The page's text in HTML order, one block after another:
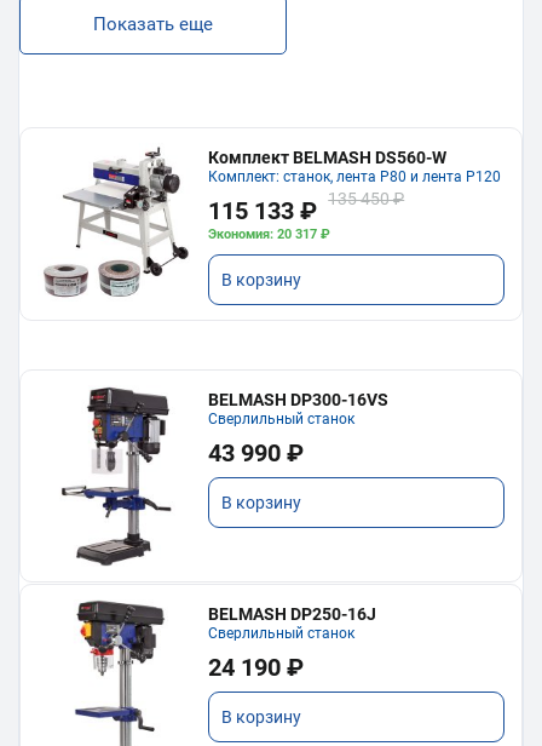
Показать еще
Комплект BELMASH DS560-W
Комплект: станок, лента P80 и лента P120
115 133 ₽ 135 450 ₽
Экономия: 20 317 ₽
В корзину
BELMASH DP300-16VS
Сверлильный станок
43 990 ₽
В корзину
BELMASH DP250-16J
Сверлильный станок
24 190 ₽
В корзину